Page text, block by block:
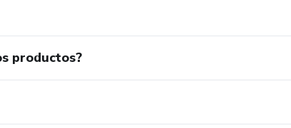
productos?